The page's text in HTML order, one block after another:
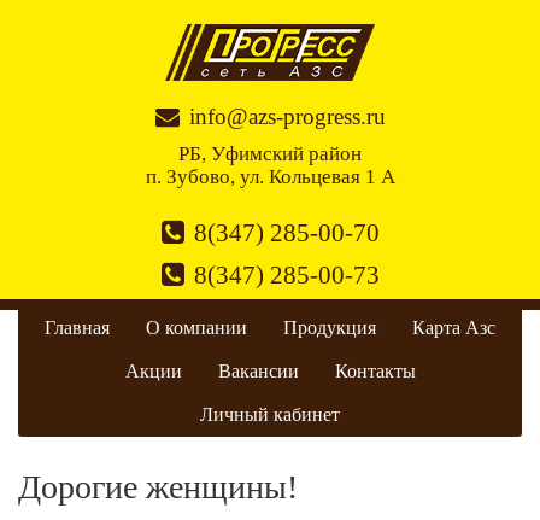
info@azs-progress.ru
РБ, Уфимский район
п. Зубово, ул. Кольцевая 1 А
8(347) 285-00-70
8(347) 285-00-73
Главная О компании Продукция Карта Азс
Акции Вакансии Контакты
Личный кабинет
Дорогие женщины!